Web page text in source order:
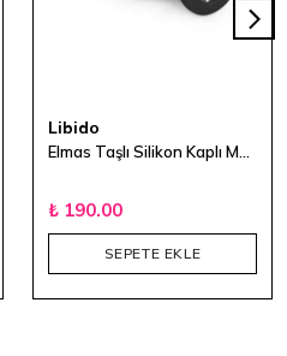
Libido
₺ 190.00
SEPETE EKLE